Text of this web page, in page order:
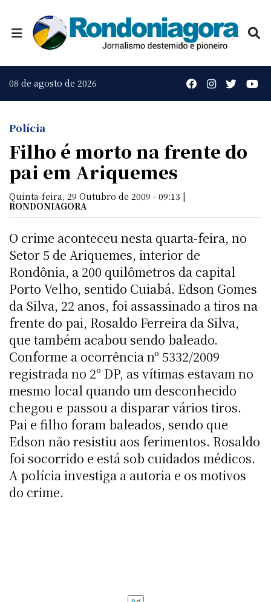
08 de agosto de 2026
Polícia
Filho é morto na frente do
pai em Ariquemes
Quinta-feira, 29 Outubro de 2009 - 09:13 |
RONDONIAGORA
O crime aconteceu nesta quarta-feira, no
Setor 5 de Ariquemes, interior de
Rondônia, a 200 quilômetros da capital
Porto Velho, sentido Cuiabá. Edson Gomes
da Silva, 22 anos, foi assassinado a tiros na
frente do pai, Rosaldo Ferreira da Silva,
que também acabou sendo baleado.
Conforme a ocorrência nº 5332/2009
registrada no 2º DP, as vítimas estavam no
mesmo local quando um desconhecido
chegou e passou a disparar vários tiros.
Pai e filho foram baleados, sendo que
Edson não resistiu aos ferimentos. Rosaldo
foi socorrido e está sob cuidados médicos.
A polícia investiga a autoria e os motivos
do crime.